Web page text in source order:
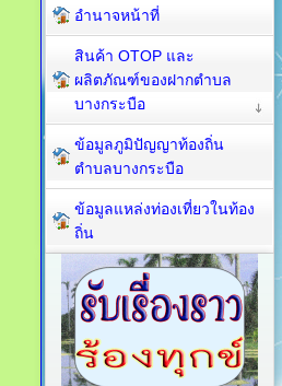
อำนาจหน้าที่
สินค้า OTOP และ
ผลิตภัณฑ์ของฝากตำบล
บางกระบือ
ข้อมูลภูมิปัญญาท้องถิ่น
ตำบลบางกระบือ
ข้อมูลแหล่งท่องเที่ยวในท้อง
ถิ่น